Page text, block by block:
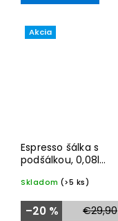
Akcia
Espresso šálka s
podšálkou, 0,08l
Skladom (>5 ks)
€29,90
–20 %